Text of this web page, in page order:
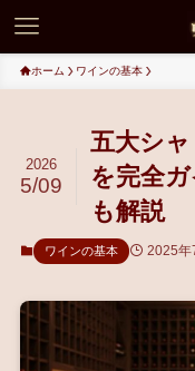
ホーム ワインの基本
五大シ
を完全
も解説
2026
5/09
ワインの基本 2025年